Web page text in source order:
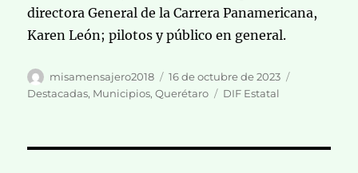
directora General de la Carrera Panamericana,
Karen León; pilotos y público en general.
Autor
misamensajero2018
Publicado
el
16 de octubre de 2023
Destacadas, Municipios,Querétaro Etiquetas
DIF Estatal